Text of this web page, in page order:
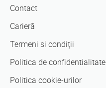
Contact
Carieră
Termeni si condiții
Politica de confidentialitate
Politica cookie-urilor